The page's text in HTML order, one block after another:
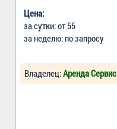
Цена:
за сутки: от 55
за неделю: по запросу
Владелец:Аренда Сервис